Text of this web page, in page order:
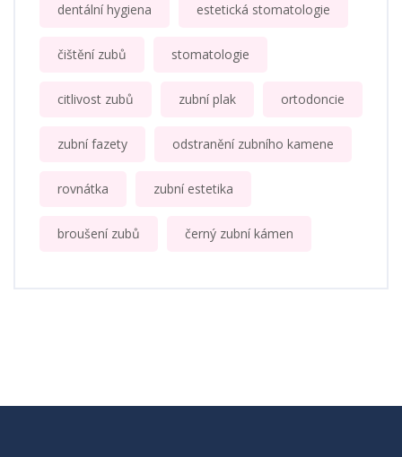
dentální hygiena estetická stomatologie
čištění zubů stomatologie
citlivost zubů zubní plak ortodoncie
zubní fazety odstranění zubního kamene
rovnátka zubní estetika
broušení zubů černý zubní kámen